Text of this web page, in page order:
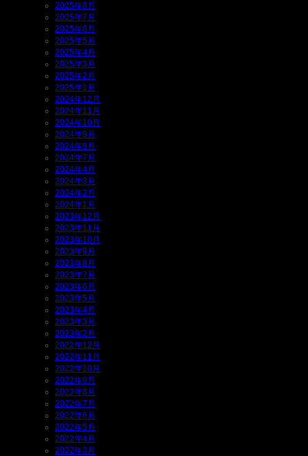
2025年8月
2025年7月
2025年6月
2025年5月
2025年4月
2025年3月
2025年2月
2025年1月
2024年12月
2024年11月
2024年10月
2024年9月
2024年8月
2024年7月
2024年4月
2024年3月
2024年2月
2024年1月
2023年12月
2023年11月
2023年10月
2023年9月
2023年8月
2023年7月
2023年6月
2023年5月
2023年4月
2023年3月
2023年2月
2022年12月
2022年11月
2022年10月
2022年9月
2022年8月
2022年7月
2022年6月
2022年5月
2022年4月
2022年3月